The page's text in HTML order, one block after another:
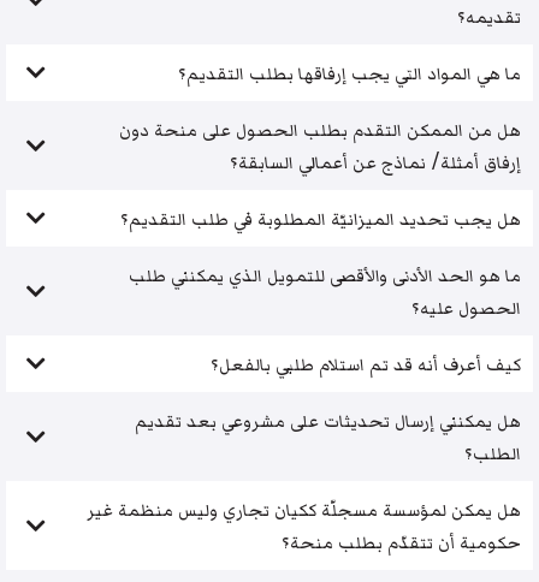
تقديمه؟
ما هي المواد التي يجب إرفاقها بطلب التقديم؟
هل من الممكن التقدم بطلب الحصول على منحة دون
إرفاق أمثلة/ نماذج عن أعمالي السابقة؟
هل يجب تحديد الميزانيّة المطلوبة في طلب التقديم؟
ما هو الحد الأدنى والأقصى للتمويل الذي يمكنني طلب
الحصول عليه؟
كيف أعرف أنه قد تم استلام طلبي بالفعل؟
هل يمكنني إرسال تحديثات على مشروعي بعد تقديم
الطلب؟
هل يمكن لمؤسسة مسجلّة ككيان تجاري وليس منظمة غير
حكومية أن تتقدّم بطلب منحة؟